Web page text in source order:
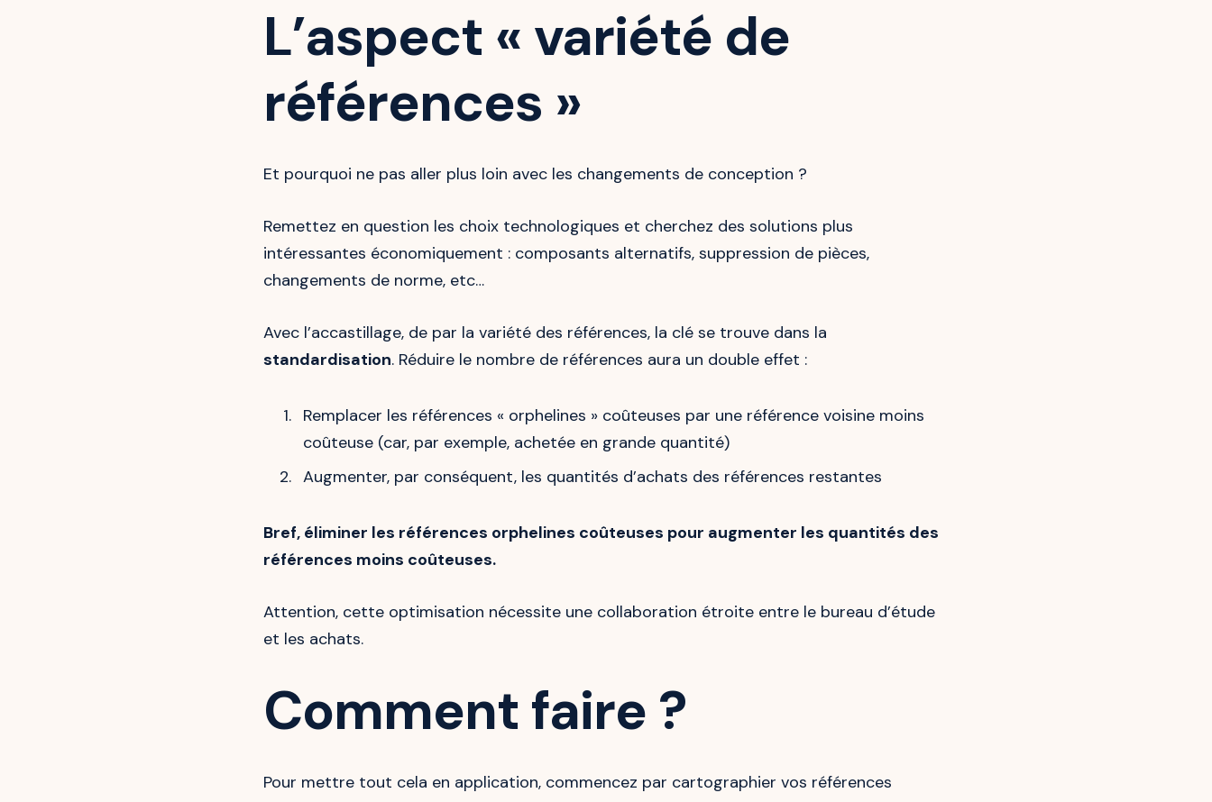
L’aspect « variété de
références »
Et pourquoi ne pas aller plus loin avec les changements de conception ?
Remettez en question les choix technologiques et cherchez des solutions plus
intéressantes économiquement : composants alternatifs, suppression de pièces,
changements de norme, etc…
Avec l’accastillage, de par la variété des références, la clé se trouve dans la
standardisation. Réduire le nombre de références aura un double effet :
Remplacer les références « orphelines » coûteuses par une référence voisine moins
coûteuse (car, par exemple, achetée en grande quantité)
Augmenter, par conséquent, les quantités d’achats des références restantes
Bref, éliminer les références orphelines coûteuses pour augmenter les quantités des
références moins coûteuses.
Attention, cette optimisation nécessite une collaboration étroite entre le bureau d’étude
et les achats.
Comment faire ?
Pour mettre tout cela en application, commencez par cartographier vos références